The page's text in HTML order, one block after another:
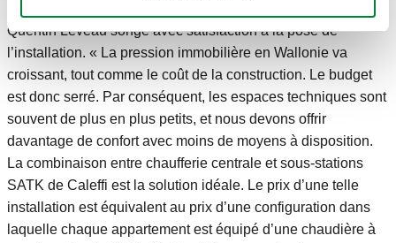
Quentin Leveau songe avec satisfaction à la pose de
l’installation. « La pression immobilière en Wallonie va
croissant, tout comme le coût de la construction. Le budget
est donc serré. Par conséquent, les espaces techniques sont
souvent de plus en plus petits, et nous devons offrir
davantage de confort avec moins de moyens à disposition.
La combinaison entre chaufferie centrale et sous-stations
SATK de Caleffi est la solution idéale. Le prix d’une telle
installation est équivalent au prix d’une configuration dans
laquelle chaque appartement est équipé d’une chaudière à